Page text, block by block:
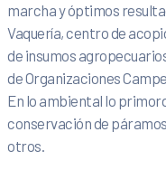
marcha y óptimos
Vaquería, centro de
de insumos
de Organizaciones
En lo ambiental lo
conservación de
otros.